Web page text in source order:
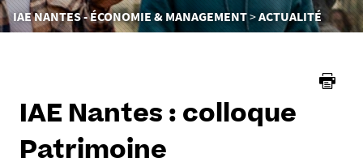
Vous
êtes
IAE NANTES - ÉCONOMIE & MANAGEMENT ACTUALITÉ
IAE Nantes : colloque
Patrimoine